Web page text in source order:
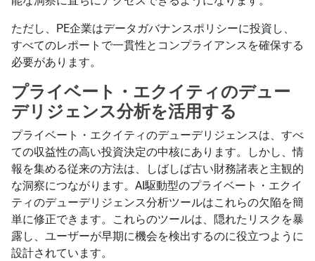
ただし、PE企業はデータガバナンスポリシーに投資し、
すべてのレポートで一貫性とコンプライアンスを確保する
必要があります。
プライベート・エクイティのデュー
デリジェンス分析を活用する
プライベート・エクイティのデューデリジェンスは、すべ
ての収益性の高い投資決定の中核にあります。しかし、情
報を集める従来の方法は、しばしば古い財務諸表と主観的
な洞察につながります。AI駆動型のプライベート・エクイ
ティのデューデリジェンス分析ツールはこれらの欠陥を簡
単に修正できます。これらのツールは、隠れたリスクを暴
露し、ユーザーが早期に機会を検出するのに役立つように
設計されています。